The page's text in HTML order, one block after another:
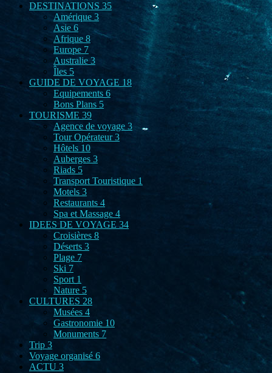
DESTINATIONS 35
Amérique 3
Asie6
Afrique 8
Europe 7
Australie 3
Îles 5
GUIDE DE VOYAGE 18
Equipements 6
Bons Plans 5
TOURISME 39
Agence de voyage 3
Tour Opérateur3
Hôtels 10
Auberges 3
Riads 5
Transport Touristique 1
Motels 3
Restaurants 4
Spa et Massage 4
IDEES DE VOYAGE 34
Croisières 8
Déserts 3
Plage 7
Ski 7
Sport 1
Nature 5
CULTURES 28
Musées 4
Gastronomie 10
Monuments 7
Trip 3
Voyage organisé 6
ACTU 3